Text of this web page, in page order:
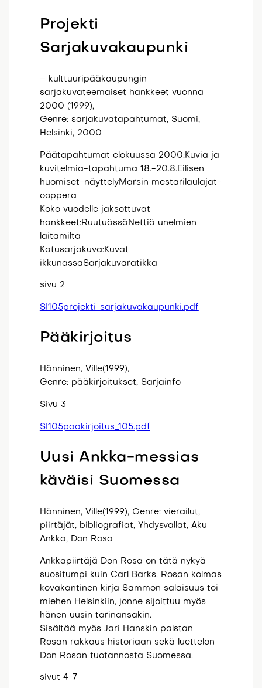
Projekti
Sarjakuvakaupunki
– kulttuuripääkaupungin
sarjakuvateemaiset hankkeet vuonna
2000 (1999),
Genre: sarjakuvatapahtumat, Suomi,
Helsinki, 2000
Päätapahtumat elokuussa 2000:Kuvia ja
kuvitelmia-tapahtuma 18.-20.8.Eilisen
huomiset-näyttelyMarsin mestarilaulajat-
ooppera
Koko vuodelle jaksottuvat
hankkeet:RuutuässäNettiä unelmien
laitamilta
Katusarjakuva:Kuvat
ikkunassaSarjakuvaratikka
sivu 2
SI105projekti_sarjakuvakaupunki.pdf
Pääkirjoitus
Hänninen, Ville(1999),
Genre: pääkirjoitukset, Sarjainfo
Sivu 3
SI105paakirjoitus_105.pdf
Uusi Ankka-messias
käväisi Suomessa
Hänninen, Ville(1999), Genre: vierailut,
piirtäjät, bibliografiat, Yhdysvallat, Aku
Ankka, Don Rosa
Ankkapiirtäjä Don Rosa on tätä nykyä
suositumpi kuin Carl Barks. Rosan kolmas
kovakantinen kirja Sammon salaisuus toi
miehen Helsinkiin, jonne sijoittuu myös
hänen uusin tarinansakin.
Sisältää myös Jari Hanskin palstan
Rosan rakkaus historiaan sekä luettelon
Don Rosan tuotannosta Suomessa.
sivut 4-7